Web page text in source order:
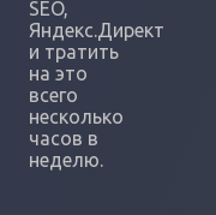
SEO,
Яндекс.Директ
и тратить
на это
всего
несколько
часов в
неделю.